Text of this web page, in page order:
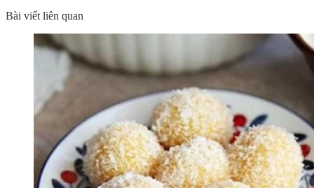
Bài viết liên quan